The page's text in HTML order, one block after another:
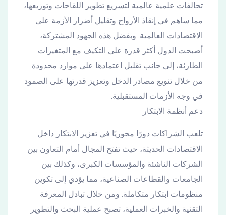
تحالفات علمية عالمية لتسريع تطوير اللقاحات وتوزيعها،
مما ساهم في إنقاذ الأرواح وتقليل أضرار الأزمة على
الاقتصادات العالمية. وبفضل هذه الجهود المشتركة،
أصبحت الدول أكثر قدرة على التكيف مع المتغيرات
الطارئة، إلى جانب تقليل اعتمادها على موارد محدودة
من خلال تنويع مصادر الدخل وتعزيز قدرتها على الصمود
في وجه الأزمات المستقبلية.
دعم أنظمة الابتكار
تلعب الشراكات دورًا محوريًا في تعزيز الابتكار داخل
الاقتصادات الحديثة، حيث تفتح المجال أمام التعاون بين
الشركات الناشئة والمؤسسات الكبرى، وكذلك بين
الجامعات والقطاعات الصناعية، مما يؤدي إلى تكوين
منظومات ابتكار متكاملة. ومن خلال تبادل المعرفة
التقنية والخبرات العملية، تصبح عملية البحث والتطوير